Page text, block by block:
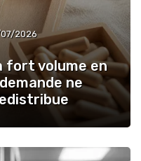
2026
fort volume en
ne